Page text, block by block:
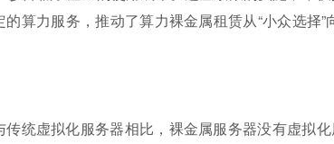
算力服务，推动了算力裸金属租赁从“小众选择”
统虚拟化服务器相比，裸金属服务器没有虚拟化